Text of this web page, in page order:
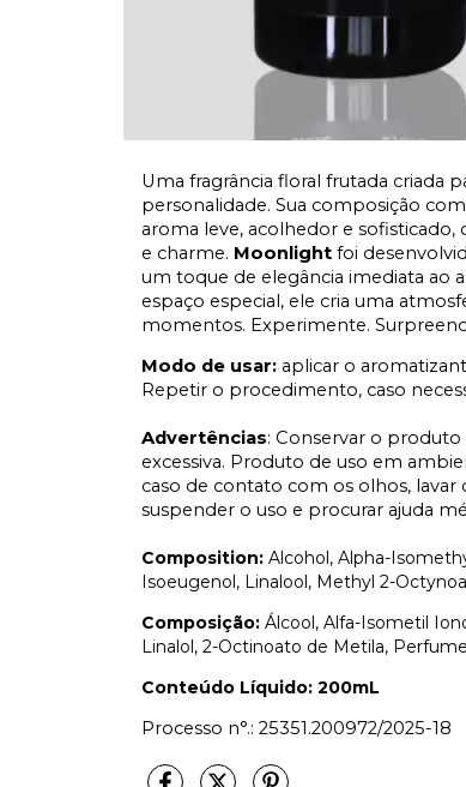
Uma fragrância floral frutada criada
personalidade. Sua composição
aroma leve, acolhedor e
e charme. Moonlight foi
um toque de elegância imediata ao
espaço especial, ele cria uma
momentos. Experimente.
Modo de usar: aplicar o
Repetir o procedimento, caso
Advertências: Conservar o
excessiva. Produto de uso em
caso de contato com os olhos,
suspender o uso e procurar ajuda
Composition: Alcohol, Alpha-
Isoeugenol, Linalool, Methyl 2-
Composição: Álcool, Alfa-Isometil
Linalol, 2-Octinoato de Metila,
Conteúdo Líquido: 200mL
Processo n°.: 25351.200972/2025-18